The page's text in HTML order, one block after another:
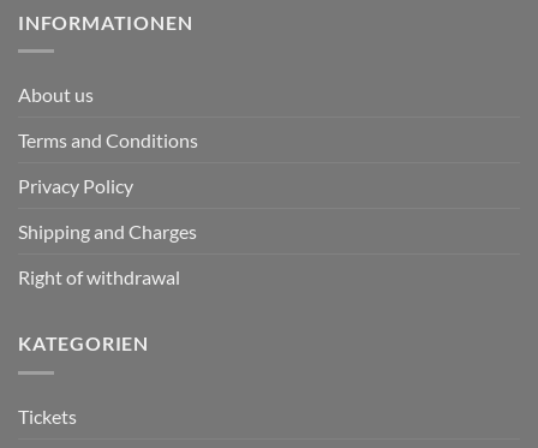
INFORMATIONEN
About us
Terms and Conditions
Privacy Policy
Shipping and Charges
Right of withdrawal
KATEGORIEN
Tickets